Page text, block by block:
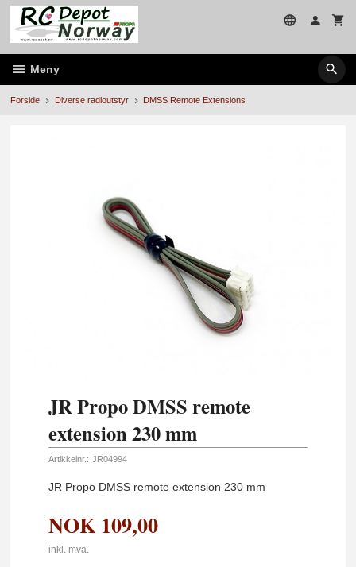
Gå
innholdet
Meny
Forside Diverse radioutstyr DMSS Remote Extensions
JR Propo DMSS remote
extension 230 mm
Artikkelnr.: JR04994
JR Propo DMSS remote extension 230 mm
NOK 109,00
inkl. mva.